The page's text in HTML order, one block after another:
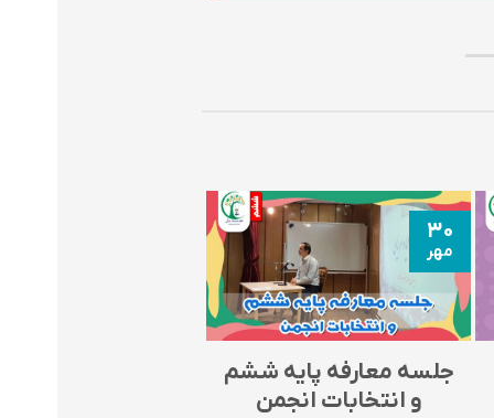
جلسه معارفه پایه ششم
و انتخابات انجمن
۳۰
مهر